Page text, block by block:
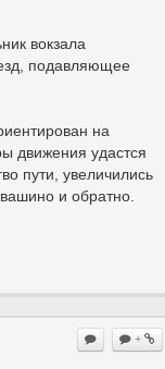
вокзала
подавляющее
на
движения удастся
пути, увеличились
и обратно.
+